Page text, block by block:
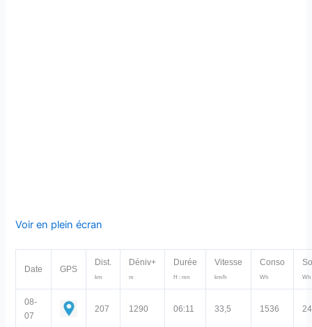
Voir en plein écran
Date GPS
Dist.
km
Déniv+
m
Durée
H : mn
Vitesse
km/h
Conso
Wh Wh
08-
07
207 1290 06:11 33,5 1536